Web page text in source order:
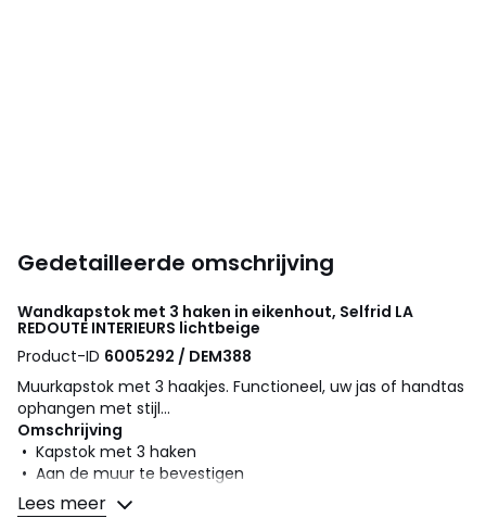
Gedetailleerde omschrijving
Wandkapstok met 3 haken in eikenhout, Selfrid LA
REDOUTE INTERIEURS lichtbeige
Product-ID 6005292 / DEM388
Muurkapstok met 3 haakjes. Functioneel, uw jas of handtas
ophangen met stijl...
Omschrijving
• Kapstok met 3 haken
• Aan de muur te bevestigen
• Eik, gebleekte afwerking
Lees meer